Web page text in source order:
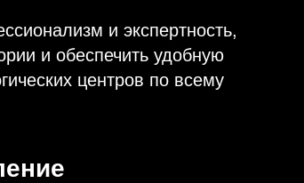
и экспертность,
и обеспечить удобную
центров по всему